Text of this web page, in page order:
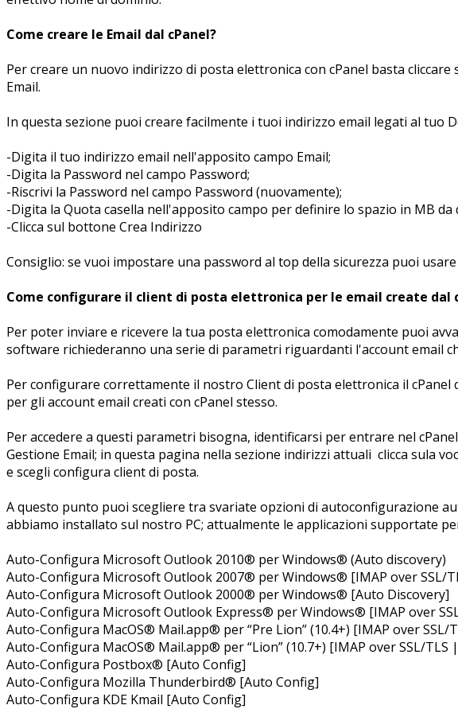
Come creare le Email dal cPanel?
Per creare un nuovo indirizzo di posta elettronica con cPanel basta
Email.
In questa sezione puoi creare facilmente i tuoi indirizzo email legati al tuo
-Digita il tuo indirizzo email nell'apposito campo Email;
-Digita la Password nel campo Password;
-Riscrivi la Password nel campo Password (nuovamente);
-Digita la Quota casella nell'apposito campo per definire lo spazio in MB da
-Clicca sul bottone Crea Indirizzo
Consiglio: se vuoi impostare una password al top della sicurezza puoi
Come configurare il client di posta elettronica per le email create dal
Per poter inviare e ricevere la tua posta elettronica comodamente puoi
software richiederanno una serie di parametri riguardanti l'account email
Per configurare correttamente il nostro Client di posta elettronica il
per gli account email creati con cPanel stesso.
Per accedere a questi parametri bisogna, identificarsi per entrare nel
Gestione Email; in questa pagina nella sezione indirizzi attuali clicca sula
e scegli configura client di posta.
A questo punto puoi scegliere tra svariate opzioni di autoconfigurazione
abbiamo installato sul nostro PC; attualmente le applicazioni supportate
Auto-Configura Microsoft Outlook 2010® per Windows® (Auto discovery)
Auto-Configura Microsoft Outlook 2007® per Windows® [IMAP over SSL/
Auto-Configura Microsoft Outlook 2000® per Windows® [Auto Discovery]
Auto-Configura Microsoft Outlook Express® per Windows® [IMAP over
Auto-Configura MacOS® Mail.app® per “Pre Lion” (10.4+) [IMAP over SSL/
Auto-Configura MacOS® Mail.app® per “Lion” (10.7+) [IMAP over SSL/TLS
Auto-Configura Postbox® [Auto Config]
Auto-Configura Mozilla Thunderbird® [Auto Config]
Auto-Configura KDE Kmail [Auto Config]